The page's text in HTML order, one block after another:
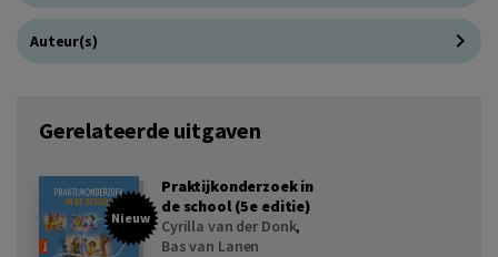
Auteur(s)
Gerelateerde uitgaven
Nieuw
Praktijkonderzoek in
de school (5e editie)
Cyrilla van der Donk,
Bas van Lanen